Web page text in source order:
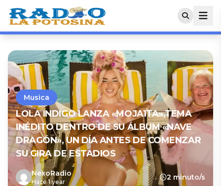
Musica
LOLA ÍNDIGO LANZA «MOJA1TA»,TEMA
INÉDITO DENTRO DE SU ÁLBUM «NAVE
DRAGÓN», UN DÍA ANTES DE COMENZAR
SU GIRA DE ESTADIOS
NexoRadio
Hace 1 year
2 minuto/s